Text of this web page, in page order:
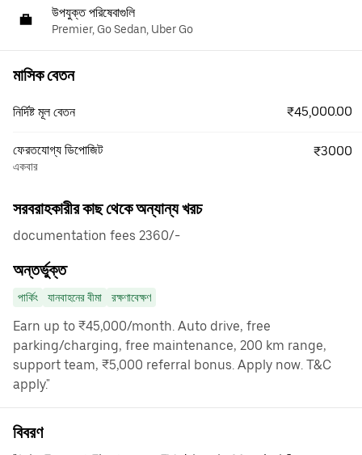
উপযুক্ত পরিষেবাগুলি
Premier, Go Sedan, Uber Go
মাসিক বেতন
নির্দিষ্ট মূল বেতন ₹45,000.00
ফেরতযোগ্য ডিপোজিট
একবার
₹3000
সরবরাহকারীর কাছ থেকে অন্যান্য খরচ
documentation fees 2360/-
অন্তর্ভুক্ত
পার্কিং যানবাহনের বীমা রক্ষণাবেক্ষণ
Earn up to ₹45,000/month. Auto drive, free
parking/charging, free maintenance, 200 km range,
support team, ₹5,000 referral bonus. Apply now. T&C
apply."
বিবরণ